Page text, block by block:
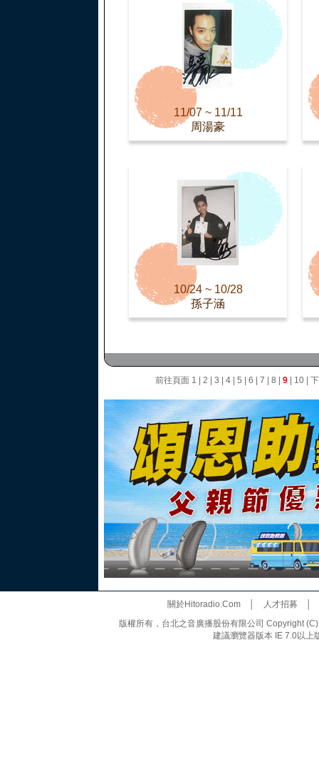
11/07 ~ 11/11
周湯豪
10/24 ~ 10/28
孫子涵
前往頁面 1 2 3 4| 5 6 7 8 9| 10|
關於Hitoradio.Com│ 人才招募
版權所有，台北之音廣播股份有限公司 Copyright
建議瀏覽器版本 IE 7.0以上